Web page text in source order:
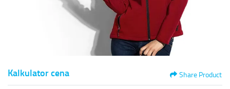
Kalkulator cena Share Product